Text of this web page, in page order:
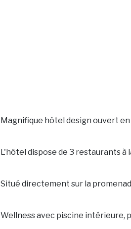
Magnifique hôtel design ouvert en
L'hôtel dispose de 3 restaurants à
Situé directement sur la
Wellness avec piscine intérieure,